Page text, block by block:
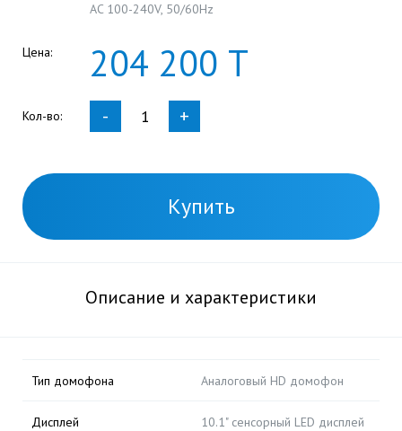
AC 100-240V, 50/60Hz
Цена: 204 200 Т
Кол-во: - +
Купить
Описание и характеристики
Тип домофона Аналоговый HD домофон
Дисплей 10.1" сенсорный LED дисплей